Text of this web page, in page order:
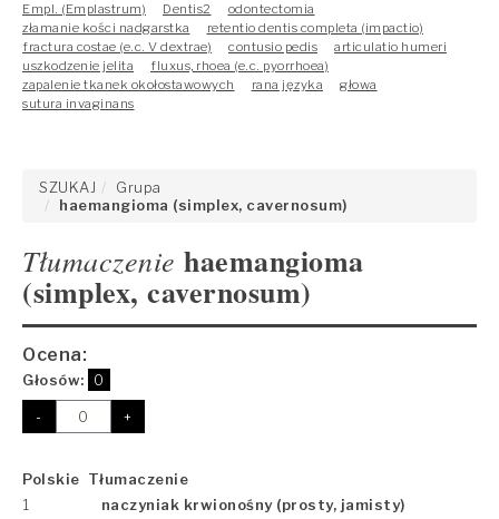
Empl. (Emplastrum)
Dentis2
odontectomia
złamanie kości nadgarstka
retentio dentis completa (impactio)
fractura costae (e.c. V dextrae)
contusio pedis
articulatio humeri
uszkodzenie jelita
fluxus, rhoea (e.c. pyorrhoea)
zapalenie tkanek okołostawowych
rana języka
głowa
sutura invaginans
SZUKAJ
Grupa
haemangioma (simplex, cavernosum)
Tłumaczenie haemangioma
(simplex, cavernosum)
Ocena:
Głosów: 0
- +
Polskie Tłumaczenie
1
naczyniak krwionośny (prosty, jamisty)